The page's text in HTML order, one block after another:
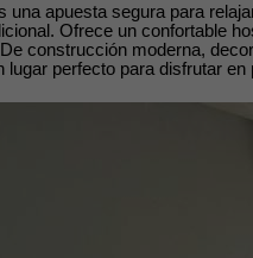
una apuesta segura para
Ofrece un confortable
construcción moderna,
lugar perfecto para disfrutar